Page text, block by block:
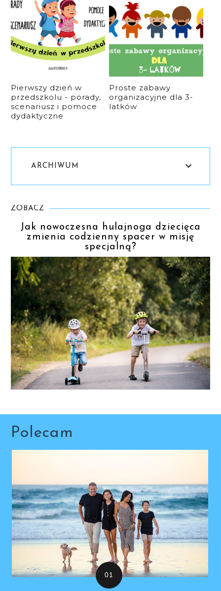
Pierwszy dzień w
przedszkolu - porady,
scenariusz i pomoce
dydaktyczne
Proste zabawy
organizacyjne dla 3-
latków
ARCHIWUM
ZOBACZ
Jak nowoczesna hulajnoga dziecięca
zmienia codzienny spacer w misję
specjalną?
Polecam